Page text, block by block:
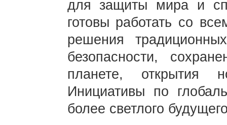
для защиты мира и
готовы работать со
решения
безопасности,
планете, открытия
Инициативы по
более светлого